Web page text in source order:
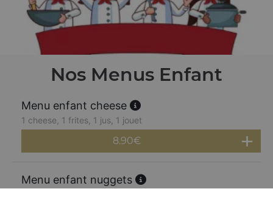
Nos Menus Enfant
Menu enfant cheese
1 cheese, 1 frites, 1 jus, 1 jouet
8.90€
Menu enfant nuggets